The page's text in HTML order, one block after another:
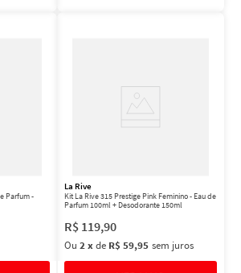
Parfum -
La Rive
Kit La Rive 315 Prestige Pink Feminino - Eau de
Parfum 100ml + Desodorante 150ml
R$ 119,90
Ou 2 xde R$ 59,95 sem juros